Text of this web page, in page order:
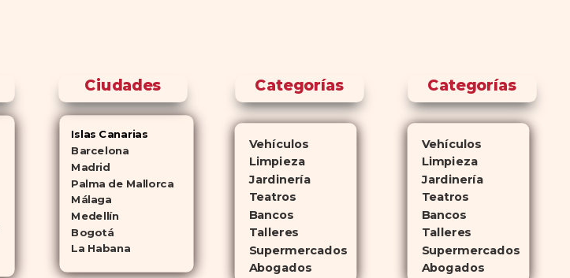
Ciudades
Islas Canarias
Barcelona
Madrid
Palma de Mallorca
Málaga
Medellín
Bogotá
La Habana
Categorías
Vehículos
Limpieza
Jardinería
Teatros
Bancos
Talleres
Supermercados
Abogados
Categorías
Vehículos
Limpieza
Jardinería
Teatros
Bancos
Talleres
Supermercados
Abogados